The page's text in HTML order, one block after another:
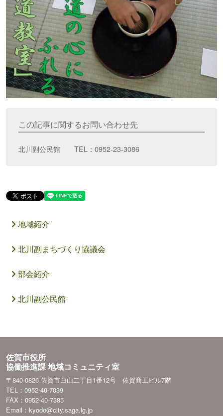
この記事に関するお問い合わせ先
北川副公民館 TEL：0952-23-3086
地域紹介
北川副まちづくり協議会
部会紹介
北川副公民館
佐賀市役所
協働推進課 地域コミュニティ室
〒840-0826 佐賀市白山二丁目1番12号 佐賀商工ビル7階
TEL：0952-40-7039
FAX：0952-40-7385
Email：kyodo@city.saga.lg.jp